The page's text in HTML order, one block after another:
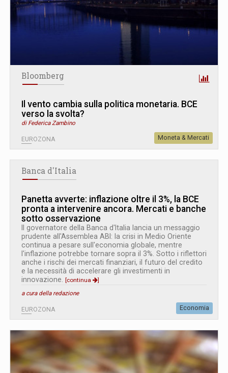
Bloomberg
Il vento cambia sulla politica monetaria. BCE
verso la svolta?
di Federica Zambino
EUROZONA Moneta & Mercati
Banca d'Italia
Panetta avverte: inflazione oltre il 3%, la BCE
pronta a intervenire ancora. Mercati e banche
sotto osservazione
Il governatore della Banca d'Italia lancia un messaggio
prudente all'Assemblea ABI: la crisi in Medio Oriente
continua a pesare sull'economia globale, mentre
l'inflazione potrebbe tornare sopra il 3%. Sotto i riflettori
anche i rischi dei mercati finanziari, il futuro del credito
e la necessità di accelerare gli investimenti in
innovazione.
[continua
]
a cura della redazione
EUROZONA Economia